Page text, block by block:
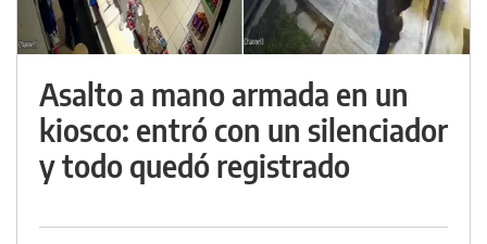
Asalto a mano armada en un
kiosco: entró con un silenciador
y todo quedó registrado